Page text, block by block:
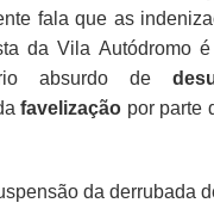
fala que as
da Vila Autódromo
absurdo de
favelização por parte
da derrubada